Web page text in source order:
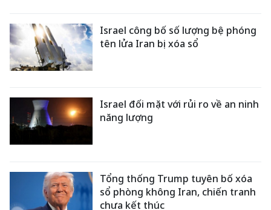
Israel công bố số lượng bệ phóng
tên lửa Iran bị xóa sổ
Israel đối mặt với rủi ro về an ninh
năng lượng
Tổng thống Trump tuyên bố xóa
sổ phòng không Iran, chiến tranh
chưa kết thúc